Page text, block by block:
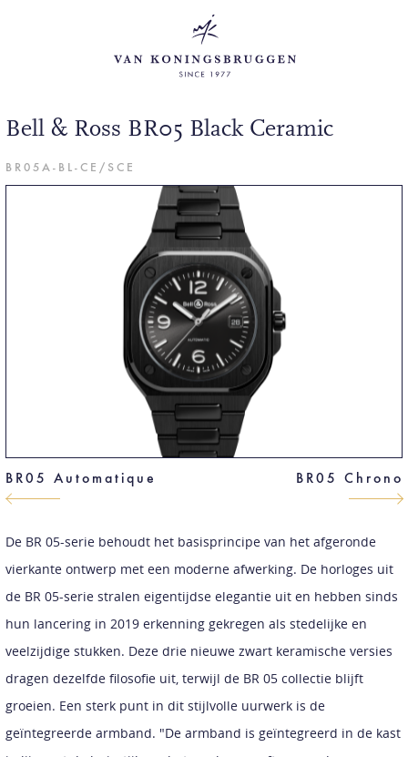
Bell & Ross BR05 Black Ceramic
BR05A-BL-CE/SCE
BR05 Automatique BR05 Chrono
De BR 05-serie behoudt het basisprincipe van het afgeronde
vierkante ontwerp met een moderne afwerking. De horloges uit
de BR 05-serie stralen eigentijdse elegantie uit en hebben sinds
hun lancering in 2019 erkenning gekregen als stedelijke en
veelzijdige stukken. Deze drie nieuwe zwart keramische versies
dragen dezelfde filosofie uit, terwijl de BR 05 collectie blijft
groeien. Een sterk punt in dit stijlvolle uurwerk is de
geïntegreerde armband. "De armband is geïntegreerd in de kast